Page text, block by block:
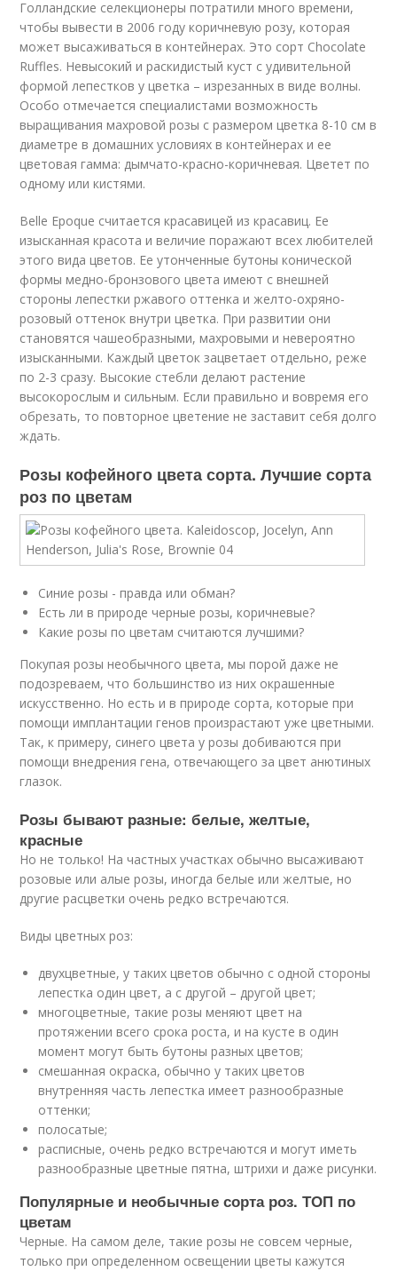
Голландские селекционеры потратили много времени,
чтобы вывести в 2006 году коричневую розу, которая
может высаживаться в контейнерах. Это сорт Chocolate
Ruffles. Невысокий и раскидистый куст с удивительной
формой лепестков у цветка – изрезанных в виде волны.
Особо отмечается специалистами возможность
выращивания махровой розы с размером цветка 8-10 см в
диаметре в домашних условиях в контейнерах и ее
цветовая гамма: дымчато-красно-коричневая. Цветет по
одному или кистями.
Belle Epoque считается красавицей из красавиц. Ее
изысканная красота и величие поражают всех любителей
этого вида цветов. Ее утонченные бутоны конической
формы медно-бронзового цвета имеют с внешней
стороны лепестки ржавого оттенка и желто-охряно-
розовый оттенок внутри цветка. При развитии они
становятся чашеобразными, махровыми и невероятно
изысканными. Каждый цветок зацветает отдельно, реже
по 2-3 сразу. Высокие стебли делают растение
высокорослым и сильным. Если правильно и вовремя его
обрезать, то повторное цветение не заставит себя долго
ждать.
Розы кофейного цвета сорта. Лучшие сорта
роз по цветам
Синие розы - правда или обман?
Есть ли в природе черные розы, коричневые?
Какие розы по цветам считаются лучшими?
Покупая розы необычного цвета, мы порой даже не
подозреваем, что большинство из них окрашенные
искусственно. Но есть и в природе сорта, которые при
помощи имплантации генов произрастают уже цветными.
Так, к примеру, синего цвета у розы добиваются при
помощи внедрения гена, отвечающего за цвет анютиных
глазок.
Розы бывают разные: белые, желтые,
красные
Но не только! На частных участках обычно высаживают
розовые или алые розы, иногда белые или желтые, но
другие расцветки очень редко встречаются.
Виды цветных роз:
двухцветные, у таких цветов обычно с одной стороны
лепестка один цвет, а с другой – другой цвет;
многоцветные, такие розы меняют цвет на
протяжении всего срока роста, и на кусте в один
момент могут быть бутоны разных цветов;
смешанная окраска, обычно у таких цветов
внутренняя часть лепестка имеет разнообразные
оттенки;
полосатые;
расписные, очень редко встречаются и могут иметь
разнообразные цветные пятна, штрихи и даже рисунки.
Популярные и необычные сорта роз. ТОП по
цветам
Черные. На самом деле, такие розы не совсем черные,
только при определенном освещении цветы кажутся